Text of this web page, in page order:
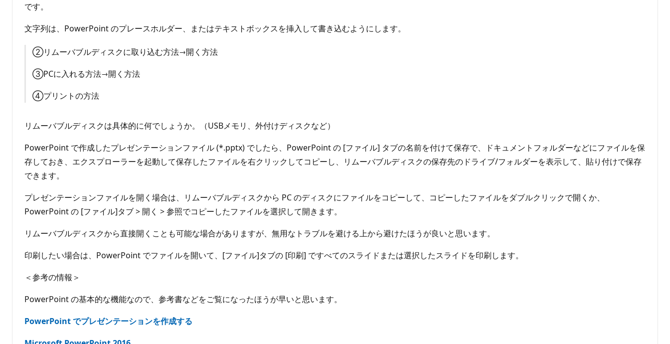
です。
文字列は、PowerPoint のプレースホルダー、またはテキストボックスを挿入して書き込むようにします。
②リムーバブルディスクに取り込む方法→開く方法
③PCに入れる方法→開く方法
④プリントの方法
リムーバブルディスクは具体的に何でしょうか。（USBメモリ、外付けディスクなど）
PowerPoint で作成したプレゼンテーションファイル (*.pptx) でしたら、PowerPoint の [ファイル] タブの名前を付けて保存で、ドキュメントフォルダーなどにファイルを保
存しておき、エクスプローラーを起動して保存したファイルを右クリックしてコピーし、リムーバブルディスクの保存先のドライブ/フォルダーを表示して、貼り付けで保存
できます。
プレゼンテーションファイルを開く場合は、リムーバブルディスクから PC のディスクにファイルをコピーして、コピーしたファイルをダブルクリックで開くか、
PowerPoint の [ファイル]タブ > 開く > 参照でコピーしたファイルを選択して開きます。
リムーバブルディスクから直接開くことも可能な場合がありますが、無用なトラブルを避ける上から避けたほうが良いと思います。
印刷したい場合は、PowerPoint でファイルを開いて、[ファイル]タブの [印刷] ですべてのスライドまたは選択したスライドを印刷します。
＜参考の情報＞
PowerPoint の基本的な機能なので、参考書などをご覧になったほうが早いと思います。
PowerPoint でプレゼンテーションを作成する